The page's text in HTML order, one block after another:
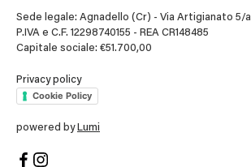
Sede legale: Agnadello (Cr) - Via Artigianato 5/a
P.IVA e C.F. 12298740155 - REA CR148485
Capitale sociale: €51.700,00
Privacy policy
Cookie Policy
powered by Lumi